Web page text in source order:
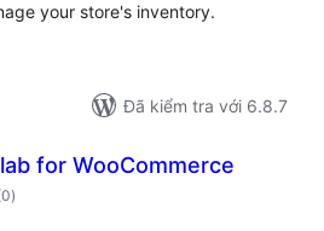
your store's inventory.
Đã kiểm tra với 6.8.7
for WooCommerce
tổng
đánh
)